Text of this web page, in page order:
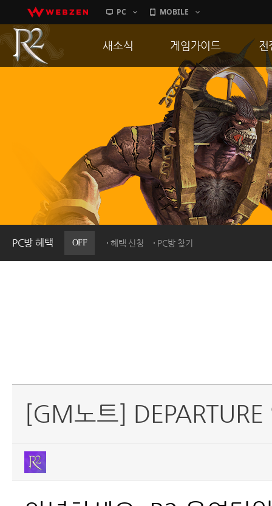
PC MOBILE
PC방 혜택 OFF 혜택 신청 PC방 찾기
새소식
이벤트
히스토리
PC방으로간다
게임가이드
게임 특징
서버가이드
신병훈련소
세부가이드
통합보급센터
전
통
공
[GM노트]